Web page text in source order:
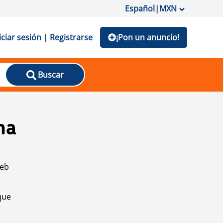
Español|MXN
sesión | Registrarse ¡Pon un anuncio!
Buscar